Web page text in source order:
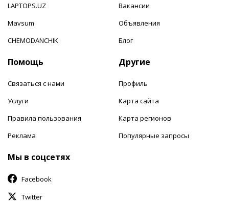
LAPTOPS.UZ
Mavsum
CHEMODANCHIK
Вакансии
Объявления
Блог
Помощь
Связаться с нами
Услуги
Правила пользования
Реклама
Другие
Профиль
Карта сайта
Карта регионов
Популярные запросы
Мы в соцсетях
Facebook
Twitter